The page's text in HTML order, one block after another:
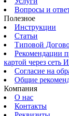
Вопросы и
Полезное
Инструкции
Статьи
Типовой
Рекомендации
картой через сеть
Согласие на
Общие
Компания
О нас
Контакты